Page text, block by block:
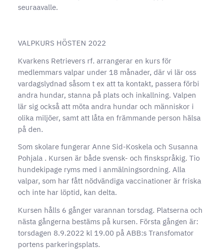
seuraavalle.
VALPKURS HÖSTEN 2022
Kvarkens Retrievers rf. arrangerar en kurs för
medlemmars valpar under 18 månader, där vi lär oss
vardagslydnad såsom t ex att ta kontakt, passera förbi
andra hundar, stanna på plats och inkallning. Valpen
lär sig också att möta andra hundar och människor i
olika miljöer, samt att låta en främmande person hälsa
på den.
Som skolare fungerar Anne Sid-Koskela och Susanna
Pohjala . Kursen är både svensk- och finskspråkig. Tio
hundekipage ryms med i anmälningsordning. Alla
valpar, som har fått nödvändiga vaccinationer är friska
och inte har löptid, kan delta.
Kursen hålls 6 gånger varannan torsdag. Platserna och
nästa gångerna bestäms på kursen. Första gången är:
torsdagen 8.9.2022 kl 19.00 på ABB:s Transfomator
portens parkeringsplats.